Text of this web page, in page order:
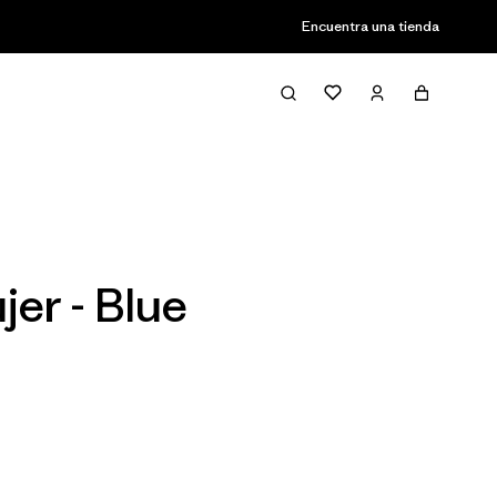
Encuentra una tienda
Filter & Sort
- Blue